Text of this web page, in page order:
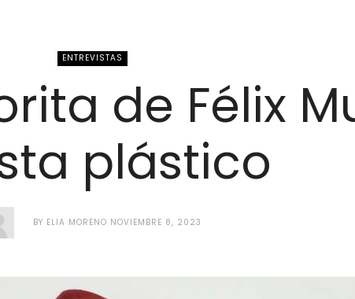
ENTREVISTAS
de Félix
plástico
BY ELIA MORENO NOVIEMBRE 8, 2023